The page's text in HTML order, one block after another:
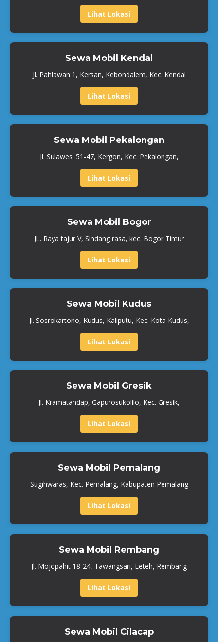
Lihat Lokasi
Sewa Mobil Kendal
Jl. Pahlawan 1, Kersan, Kebondalem, Kec. Kendal
Lihat Lokasi
Sewa Mobil Pekalongan
Jl. Sulawesi 51-47, Kergon, Kec. Pekalongan,
Lihat Lokasi
Sewa Mobil Bogor
JL. Raya tajur V, Sindang rasa, kec. Bogor Timur
Lihat Lokasi
Sewa Mobil Kudus
Jl. Sosrokartono, Kudus, Kaliputu, Kec. Kota Kudus,
Lihat Lokasi
Sewa Mobil Gresik
Jl. Kramatandap, Gapurosukolilo, Kec. Gresik,
Lihat Lokasi
Sewa Mobil Pemalang
Sugihwaras, Kec. Pemalang, Kabupaten Pemalang
Lihat Lokasi
Sewa Mobil Rembang
Jl. Mojopahit 18-24, Tawangsari, Leteh, Rembang
Lihat Lokasi
Sewa Mobil Cilacap